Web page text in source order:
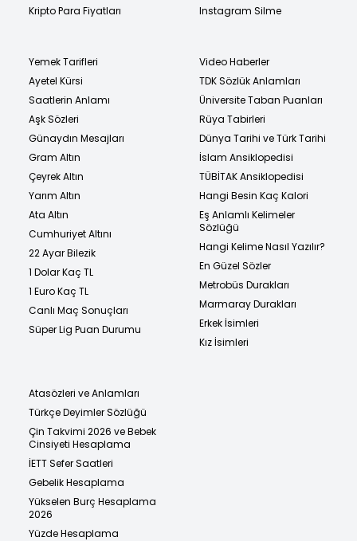
Kripto Para Fiyatları
Instagram Silme
Yemek Tarifleri
Ayetel Kürsi
Saatlerin Anlamı
Aşk Sözleri
Günaydın Mesajları
Gram Altın
Çeyrek Altın
Yarım Altın
Ata Altın
Cumhuriyet Altını
22 Ayar Bilezik
1 Dolar Kaç TL
1 Euro Kaç TL
Canlı Maç Sonuçları
Süper Lig Puan Durumu
Video Haberler
TDK Sözlük Anlamları
Üniversite Taban Puanları
Rüya Tabirleri
Dünya Tarihi ve Türk Tarihi
İslam Ansiklopedisi
TÜBİTAK Ansiklopedisi
Hangi Besin Kaç Kalori
Eş Anlamlı Kelimeler
Sözlüğü
Hangi Kelime Nasıl Yazılır?
En Güzel Sözler
Metrobüs Durakları
Marmaray Durakları
Erkek İsimleri
Kız İsimleri
Atasözleri ve Anlamları
Türkçe Deyimler Sözlüğü
Çin Takvimi 2026 ve Bebek
Cinsiyeti Hesaplama
İETT Sefer Saatleri
Gebelik Hesaplama
Yükselen Burç Hesaplama
2026
Yüzde Hesaplama